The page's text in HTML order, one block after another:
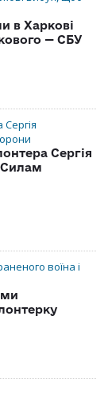
в Харкові
— СБУ
Сергія
Силам